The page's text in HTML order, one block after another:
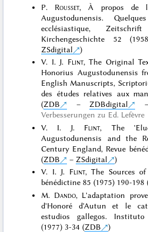
P. Rousset, À propos de
Augustodunensis.
ecclésiastique,
Kirchengeschichte 52
ZSdigital
)
V. I. J. Flint, The Original
Honorius Augustodunensis
English Manuscripts,
des études relatives aux
(ZDB –ZDBdigital
Verbesserungen zu Ed. Lefèvre
V. I. J. Flint, The
Augustodunensis and the
Century England, Revue
(ZDB – ZSdigital
)
V. I. J. Flint, The Sources
bénédictine 85 (1975) 190-198
M. Dando, L'adaptation
d'Honoré d'Autun et le
estudios gallegos.
(1977) 3-34 (ZDB
)